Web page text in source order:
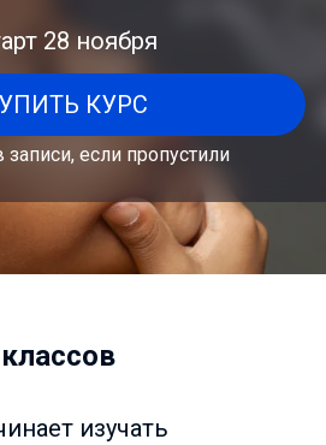
28 ноября
КУРС
если пропустили
изучать